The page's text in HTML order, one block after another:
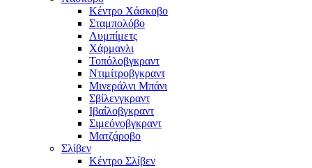
Κέντρο Χάσκοβο
Σταμπολόβο
Λυμπίμετς
Χάρμανλι
Τοπόλοβγκραντ
Ντιμίτροβγκραντ
Μινεράλνι Μπάνι
Σβίλενγκραντ
Ιβαΐλοβγκραντ
Σιμεόνοβγκραντ
Ματζάροβο
Σλίβεν
Κέντρο Σλίβεν